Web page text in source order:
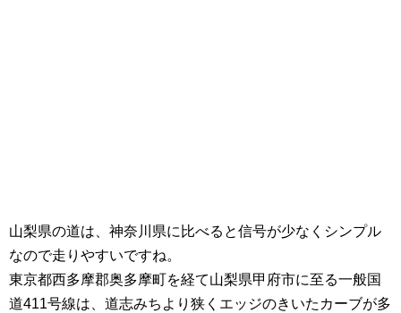
山梨県の道は、神奈川県に比べると信号が少なくシンプル
なので走りやすいですね。
東京都西多摩郡奥多摩町を経て山梨県甲府市に至る一般国
道411号線は、道志みちより狭くエッジのきいたカーブが多